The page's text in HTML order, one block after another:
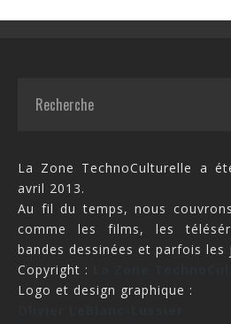
La Zone TechnoCulturelle a
avril 2013.
Au fil du temps, nous
comme les films, les
bandes dessinées et parfois les
Copyright :
Logo et design graphique :